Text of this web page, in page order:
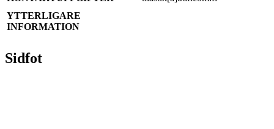
YTTERLIGARE
INFORMATION
Sidfot